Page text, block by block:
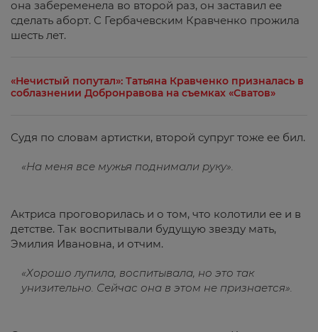
она забеременела во второй раз, он заставил ее
сделать аборт. С Гербачевским Кравченко прожила
шесть лет.
«Нечистый попутал»: Татьяна Кравченко призналась в
соблазнении Добронравова на съемках «Сватов»
Судя по словам артистки, второй супруг тоже ее бил.
«На меня все мужья поднимали руку».
Актриса проговорилась и о том, что колотили ее и в
детстве. Так воспитывали будущую звезду мать,
Эмилия Ивановна, и отчим.
«Хорошо лупила, воспитывала, но это так
унизительно. Сейчас она в этом не признается».